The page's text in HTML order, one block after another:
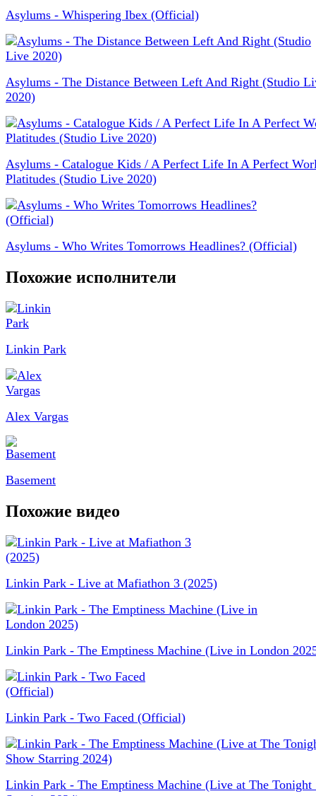
Asylums - Whispering Ibex (Official)
Asylums - The Distance Between Left And Right (Studio
2020)
Asylums - Catalogue Kids / A Perfect Life In A Perfect
Platitudes (Studio Live 2020)
Asylums - Who Writes Tomorrows Headlines? (Official)
Похожие исполнители
Linkin Park
Alex Vargas
Basement
Похожие видео
Linkin Park - Live at Mafiathon 3 (2025)
Linkin Park - The Emptiness Machine (Live in London
Linkin Park - Two Faced (Official)
Linkin Park - The Emptiness Machine (Live at The Tonight